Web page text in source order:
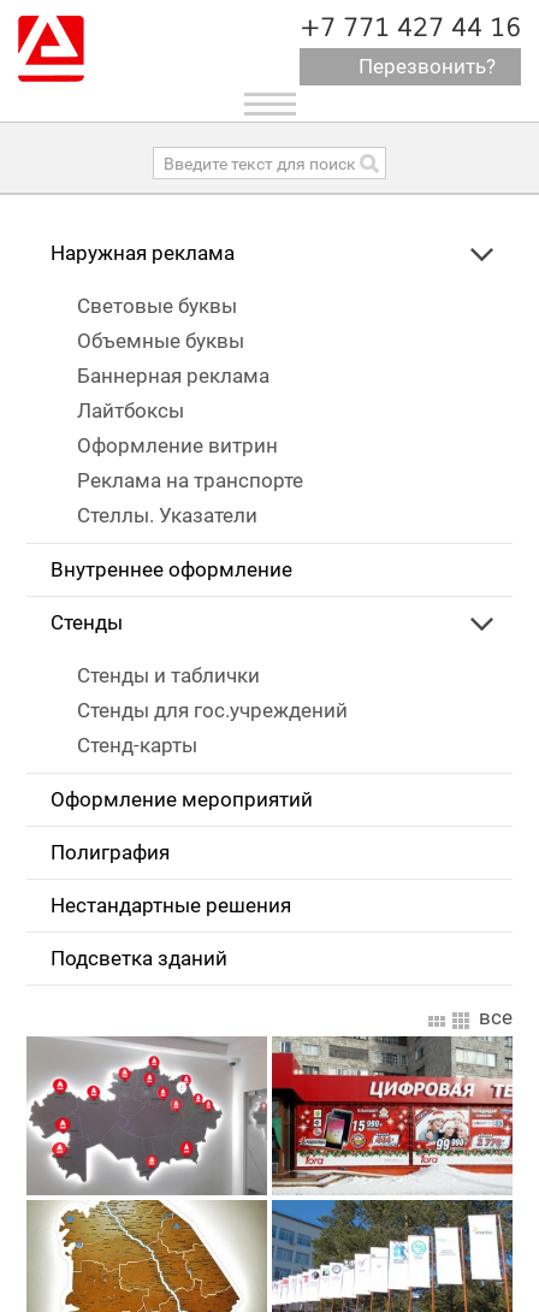
+7 771 427 44 16
Перезвонить?
Toggle
navigation
Наружная реклама
Световые буквы
Объемные буквы
Баннерная реклама
Лайтбоксы
Оформление витрин
Реклама на транспорте
Стеллы. Указатели
Внутреннее оформление
Стенды
Стенды и таблички
Стенды для гос.учреждений
Стенд-карты
Оформление мероприятий
Полиграфия
Нестандартные решения
Подсветка зданий
все